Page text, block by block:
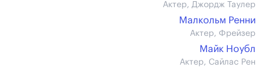
Актер, Джордж Таулер
Малкольм Ренни
Актер, Фрейзер
Майк Ноубл
Актер, Сайлас Рен